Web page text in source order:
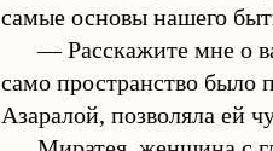
самые основы нашего
— Расскажите мне о
само пространство было
Азаралой, позволяла ей